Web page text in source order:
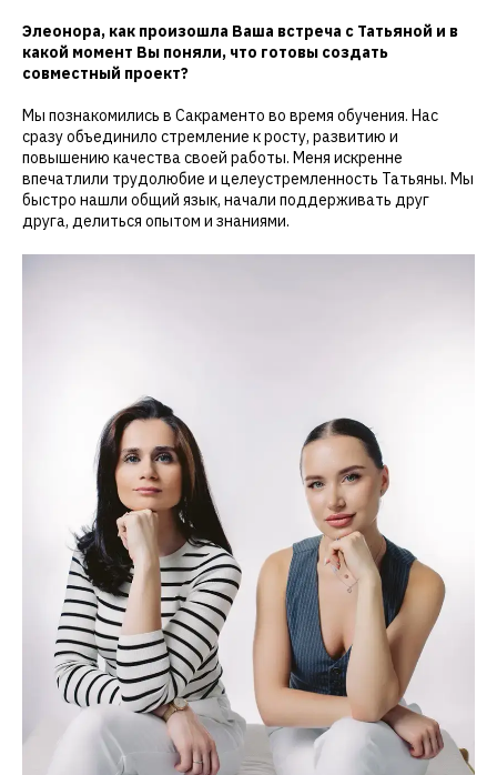
Элеонора, как произошла Ваша встреча с Татьяной и в
какой момент Вы поняли, что готовы создать
совместный проект?
Мы познакомились в Сакраменто во время обучения. Нас
сразу объединило стремление к росту, развитию и
повышению качества своей работы. Меня искренне
впечатлили трудолюбие и целеустремленность Татьяны. Мы
быстро нашли общий язык, начали поддерживать друг
друга, делиться опытом и знаниями.